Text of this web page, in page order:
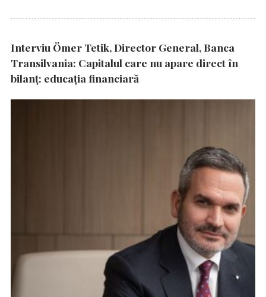
Interviu Ömer Tetik, Director General, Banca
Transilvania: Capitalul care nu apare direct în
bilanț: educația financiară